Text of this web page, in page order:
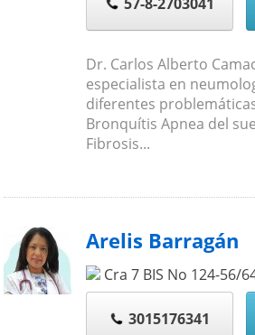
Dr. Carlos Alberto
especialista en
diferentes
Bronquítis Apnea del
Fibrosis...
Arelis Barragán
Cra 7 BIS No 124-56/
3015176341